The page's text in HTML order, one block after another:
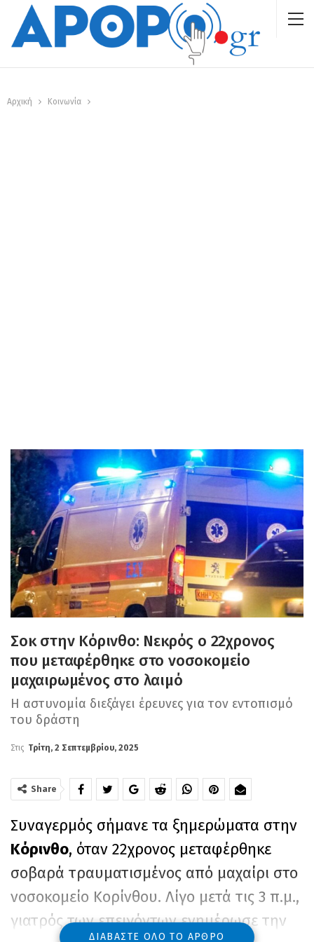
Αρχική Κοινωνία
Σοκ στην Κόρινθο: Νεκρός ο 22χρονος
που μεταφέρθηκε στο νοσοκομείο
μαχαιρωμένος στο λαιμό
Η αστυνομία διεξάγει έρευνες για τον εντοπισμό
του δράστη
Στις Τρίτη, 2 Σεπτεμβρίου, 2025
Share
Συναγερμός σήμανε τα ξημερώματα στην
Κόρινθο, όταν 22χρονος μεταφέρθηκε
σοβαρά τραυματισμένος από μαχαίρι στο
νοσοκομείο Κορίνθου. Λίγο μετά τις 3 π.μ.,
γιατρός των επειγόντων ενημέρωσε την
ΔΙΑΒΆΣΤΕ ΌΛΟ ΤΟ ΆΡΘΡΟ